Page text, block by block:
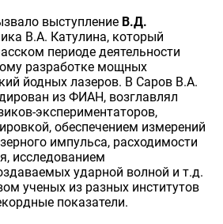
выступление В.Д.
В.А. Катулина, который
периоде деятельности
разработке мощных
йодных лазеров. В Саров В.А.
из ФИАН, возглавлял
экспериментаторов,
обеспечением измерений
импульса, расходимости
исследованием
ударной волной и т.д.
ученых из разных институтов
показатели.